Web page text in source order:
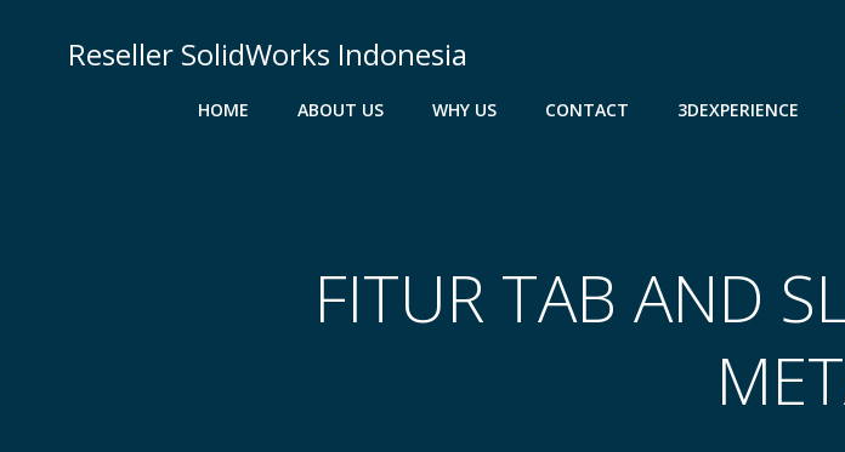
Reseller SolidWorks Indonesia
HOME ABOUT US WHY US CONTACT 3DEXPERIENCE
FITUR TAB AND